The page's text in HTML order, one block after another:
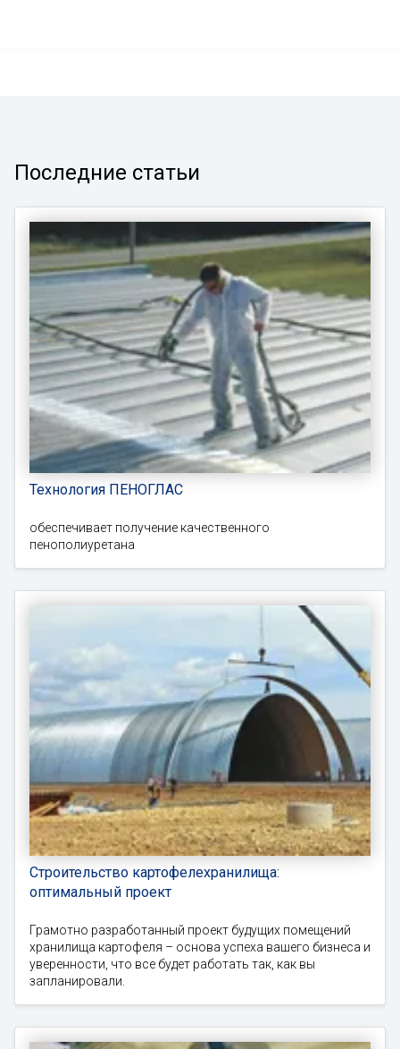
Последние статьи
Технология ПЕНОГЛАС
обеспечивает получение качественного
пенополиуретана
Строительство картофелехранилища:
оптимальный проект
Грамотно разработанный проект будущих помещений
хранилища картофеля – основа успеха вашего бизнеса и
уверенности, что все будет работать так, как вы
запланировали.